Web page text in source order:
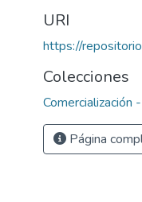
URI
https://
Colecciones
Comercialización
Página